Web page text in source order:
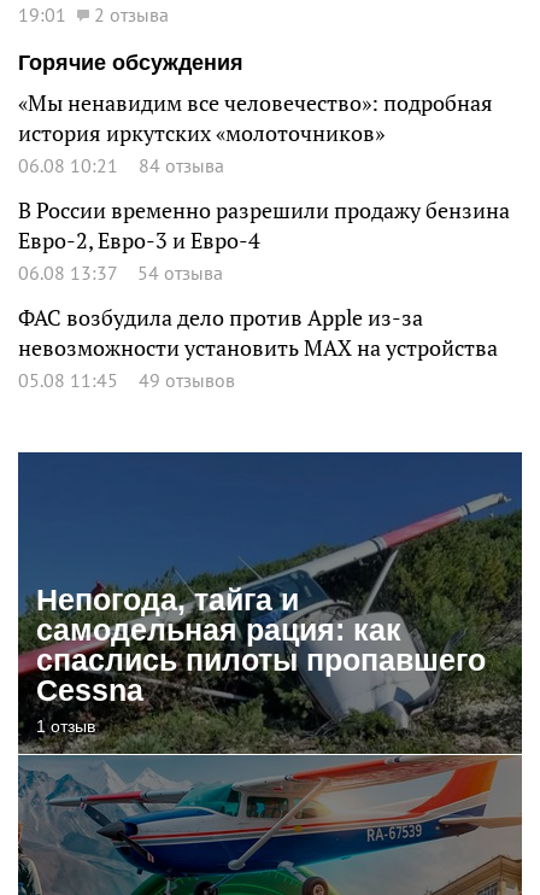
19:01
2 отзыва
Горячие обсуждения
«Мы ненавидим все человечество»: подробная
история иркутских «молоточников»
06.08 10:21 84 отзыва
В России временно разрешили продажу бензина
Евро-2, Евро-3 и Евро-4
06.08 13:37 54 отзыва
ФАС возбудила дело против Apple из-за
невозможности установить MAX на устройства
05.08 11:45 49 отзывов
Непогода, тайга и
самодельная рация: как
спаслись пилоты пропавшего
Cessna
1 отзыв